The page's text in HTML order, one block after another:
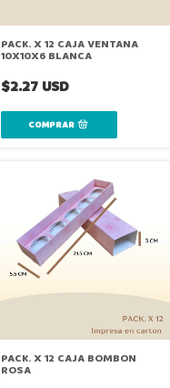
PACK. X 12 CAJA VENTANA
10X10X6 BLANCA
$2.27 USD
PACK. X 12 CAJA BOMBON
ROSA